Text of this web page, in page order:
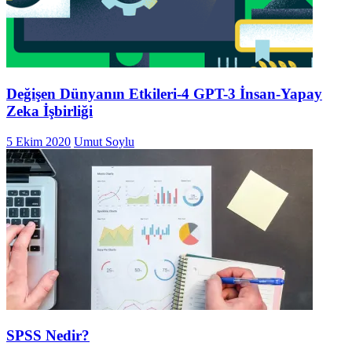
Değişen Dünyanın Etkileri-4 GPT-3 İnsan-Yapay
Zeka İşbirliği
5 Ekim 2020 Umut Soylu
SPSS Nedir?